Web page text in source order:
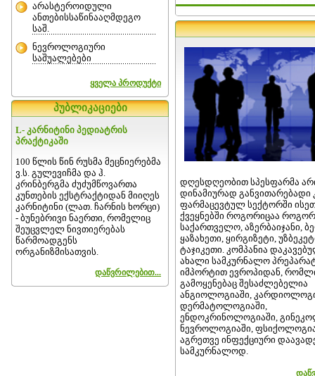
დღესდღეობით სპესფარმა
დინამიურად განვითარებადი
ფარმაცევტულ სექტორში
ქვეყნებში როგორიცაა
საქართველო, აზერბაიჯანი,
ყაზახეთი, ყირგიზეტი,
ტაჯიკეთი. კომპანია
ახალი სამკურნალო
იმპორტით ევროპიდან,
გამოყენებაც შესაძლებელია
ანგიოლოგიაში,
დერმატოლოგიაში,
ენდოკრინოლოგიაში,
ნევროლოგიაში,
აგრეთვე ინფექციური
სამკურნალოდ.
არასტეროიდული
ანთებისსაწინააღმდეგო
საშ.
ნევროლოგიური
საშუალებები
ყველა პროდუქტი
პუბლიკაციები
L- კარნიტინი პედიატრის
პრაქტიკაში
100 წლის წინ რუსმა მეცნიერებმა
ვ.ს. გულევიჩმა და ჰ.
კრინბერგმა ძუძუმწოვართა
კუნთების ექსტრაქტიდან მიიღეს
კარნიტინი (ლათ. ჩარნის ხორცი)
- ბუნებრივი ნაერთი, რომელიც
შეუცვლელ ნივთიერებას
წარმოადგენს
ორგანიზმისათვის.
დაწვრილებით...